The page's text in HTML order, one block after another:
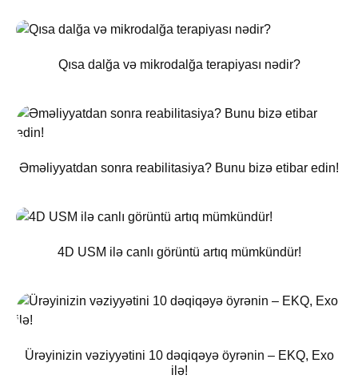
Qısa dalğa və mikrodalğa terapiyası nədir?
Əməliyyatdan sonra reabilitasiya? Bunu bizə etibar edin!
4D USM ilə canlı görüntü artıq mümkündür!
Ürəyinizin vəziyyətini 10 dəqiqəyə öyrənin – EKQ, Exo
ilə!